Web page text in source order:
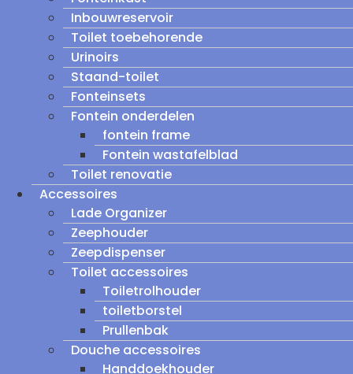
Inbouwreservoir
Toilet toebehorende
Urinoirs
Staand-toilet
Fonteinsets
Fontein onderdelen
fontein frame
Fontein wastafelblad
Toilet renovatie
Accessoires
Lade Organizer
Zeephouder
Zeepdispenser
Toilet accessoires
Toiletrolhouder
toiletborstel
Prullenbak
Douche accessoires
Handdoekhouder